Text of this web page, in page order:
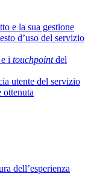
e la sua gestione
d’uso del servizio
i touchpointdel
utente del servizio
ottenuta
dell’esperienza